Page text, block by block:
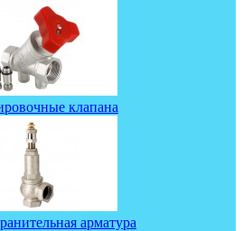
клапана
арматура